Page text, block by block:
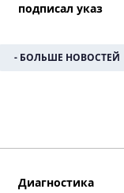
подписал указ
- БОЛЬШЕ НОВОСТЕЙ
Диагностика